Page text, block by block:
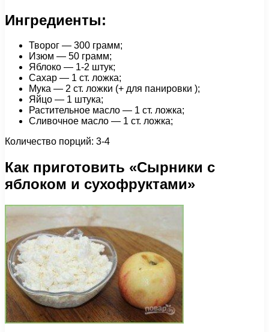
Ингредиенты:
Творог — 300 грамм;
Изюм — 50 грамм;
Яблоко — 1-2 штук;
Сахар — 1 ст. ложка;
Мука — 2 ст. ложки (+ для панировки );
Яйцо — 1 штука;
Растительное масло — 1 ст. ложка;
Сливочное масло — 1 ст. ложка;
Количество порций: 3-4
Как приготовить «Сырники с
яблоком и сухофруктами»